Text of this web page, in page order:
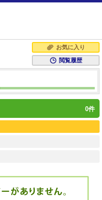
お気に入り
閲覧履歴
0件